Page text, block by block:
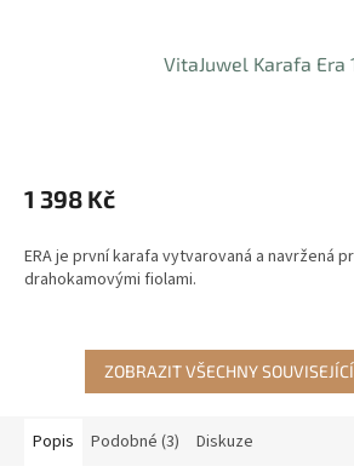
VitaJuwel Karafa Era
1 398 Kč
ERA je první karafa vytvarovaná a navržená
drahokamovými fiolami.
ZOBRAZIT VŠECHNY
Popis Podobné (3) Diskuze